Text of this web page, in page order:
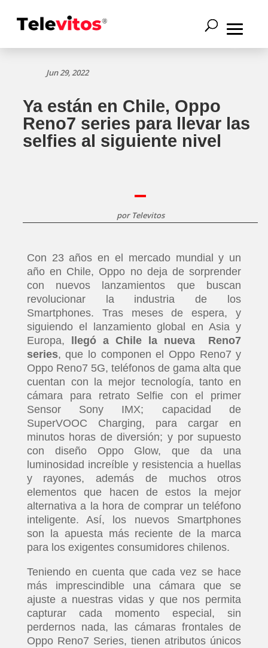
Jun 29, 2022
Ya están en Chile, Oppo
Reno7 series para llevar las
selfies al siguiente nivel
por Televitos
Con 23 años en el mercado mundial y un
año en Chile, Oppo no deja de sorprender
con nuevos lanzamientos que buscan
revolucionar la industria de los
Smartphones. Tras meses de espera, y
siguiendo el lanzamiento global en Asia y
Europa,
llegó a Chile la nueva Reno7
series, que lo componen el Oppo Reno7 y
Oppo Reno7 5G, teléfonos de gama alta que
cuentan con la mejor tecnología, tanto en
cámara para retrato Selfie con el primer
Sensor Sony IMX; capacidad de
SuperVOOC Charging, para cargar en
minutos horas de diversión; y por supuesto
con diseño Oppo Glow, que da una
luminosidad increíble y resistencia a huellas
y rayones, además de muchos otros
elementos que hacen de estos la mejor
alternativa a la hora de comprar un teléfono
inteligente. Así, los nuevos Smartphones
son la apuesta más reciente de la marca
para los exigentes consumidores chilenos.
Teniendo en cuenta que cada vez se hace
más imprescindible una cámara que se
ajuste a nuestras vidas y que nos permita
capturar cada momento especial, sin
perdernos nada, las cámaras frontales de
Oppo Reno7 Series, tienen atributos únicos